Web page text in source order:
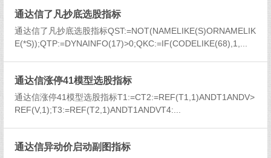
通达信了凡抄底选股指标
通达信了凡抄底选股指标QST:=NOT(NAMELIKE(S)ORNAMELIK
E(*S));QTP:=DYNAINFO(17)>0;QKC:=IF(CODELIKE(68),1,...
通达信涨停41模型选股指标
通达信涨停41模型选股指标T1:=CT2:=REF(T1,1)ANDT1ANDV>
REF(V,1);T3:=REF(T2,1)ANDT1ANDVT4:...
通达信异动价启动副图指标